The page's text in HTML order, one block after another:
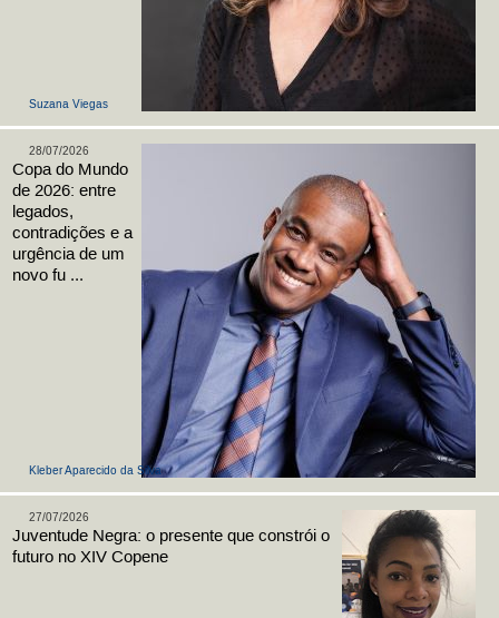
Suzana Viegas
Kleber Aparecido da Silva
28/07/2026
Copa do Mundo
de 2026: entre
legados,
contradições e a
urgência de um
novo fu ...
27/07/2026
Juventude Negra: o presente que constrói o
futuro no XIV Copene